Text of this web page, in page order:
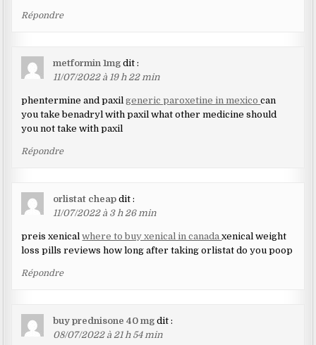
Répondre
metformin 1mg dit :
11/07/2022 à 19 h 22 min
phentermine and paxilgeneric paroxetine in mexicocan
you take benadryl with paxil what other medicine should
you not take with paxil
Répondre
orlistat cheap dit :
11/07/2022 à 3 h 26 min
preis xenicalwhere to buy xenical in canadaxenical weight
loss pills reviews how long after taking orlistat do you poop
Répondre
buy prednisone 40 mg dit :
08/07/2022 à 21 h 54 min